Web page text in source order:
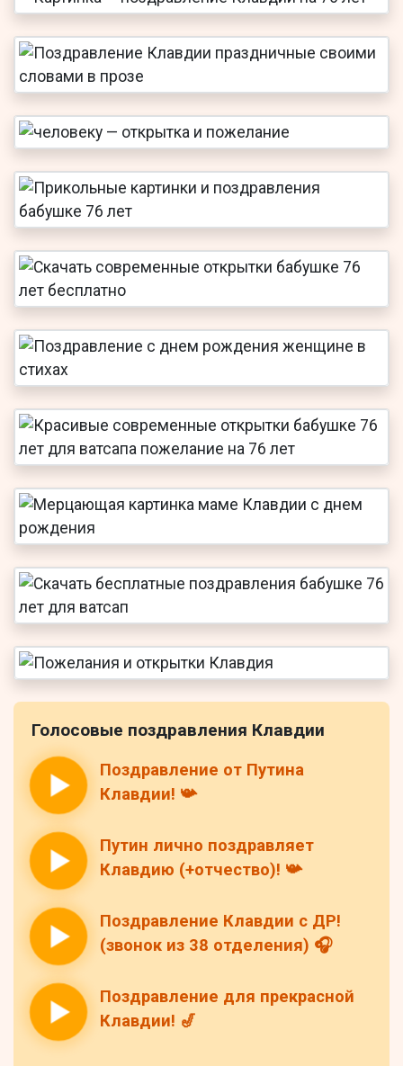
Голосовые поздравления Клавдии
Поздравление от Путина
Клавдии! 📯
Путин лично поздравляет
Клавдию (+отчество)! 📯
Поздравление Клавдии с ДР!
(звонок из 38 отделения) 🎧
Поздравление для прекрасной
Клавдии! 🎷